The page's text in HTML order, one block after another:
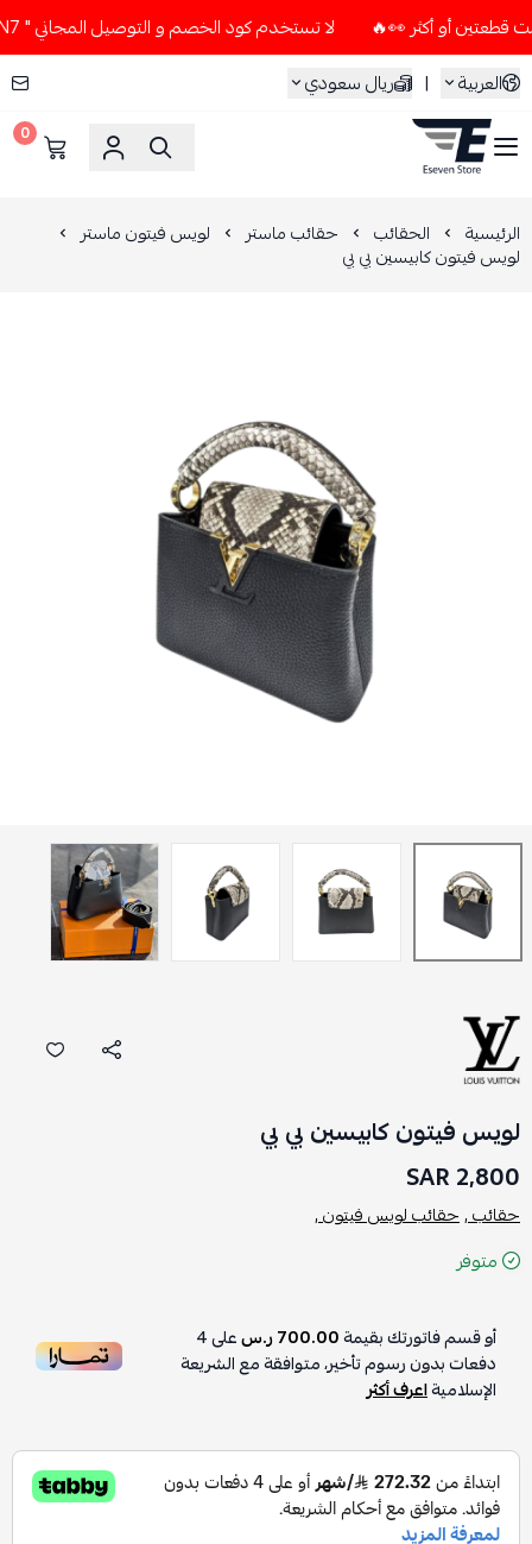
لا تستخدم كود الخصم و التوصيل المجاني " N7 " إلا إذا طلبت قطعتين أو أكثر 👀🔥
العربية
| ريال سعودي
ESEVEN STORE
0
الرئيسية الحقائب حقائب ماستر لويس فيتون ماستر
لويس فيتون كابيسين بي بي
لويس فيتون كابيسين بي بي
2,800 SAR
حقائب ,حقائب لويس فيتون ,
متوفر
أو قسم فاتورتك بقيمة700.00 ر.س على4
دفعات بدون رسوم تأخير، متوافقة مع الشريعة
الإسلاميةاعرف أكثر